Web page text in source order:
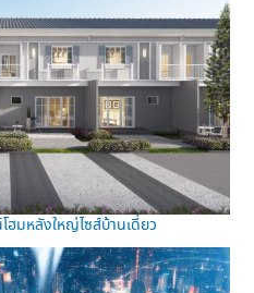
ฮมหลังใหญ่ไซส์บ้านเดี่ยว